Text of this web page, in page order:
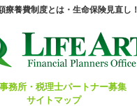
療養費制度とは・生命保険見直し！
務所・税理士パートナー募集
サイトマップ